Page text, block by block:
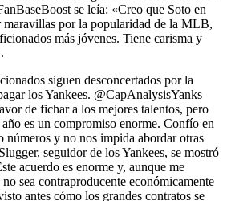
se leía: «Creo que Soto en
maravillas por la popularidad de la MLB,
más jóvenes. Tiene carisma y
siguen desconcertados por la
los Yankees. @CapAnalysisYanks
de fichar a los mejores talentos, pero
es un compromiso enorme. Confío en
números y no nos impida abordar otras
seguidor de los Yankees, se mostró
acuerdo es enorme y, aunque me
sea contraproducente económicamente
antes cómo los grandes contratos se